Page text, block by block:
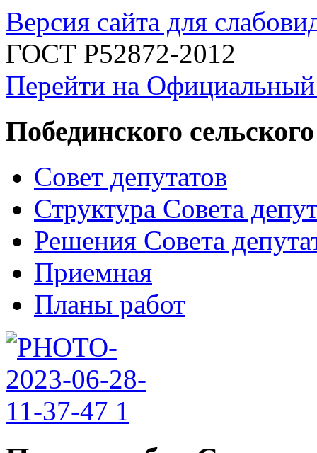
Версия сайта для
ГОСТ Р52872-2012
Перейти на
Побединского
Совет депутатов
Структура Совета
Решения Совета
Приемная
Планы работ